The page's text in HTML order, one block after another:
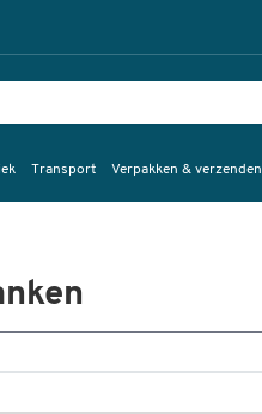
Transport Verpakken & verzenden